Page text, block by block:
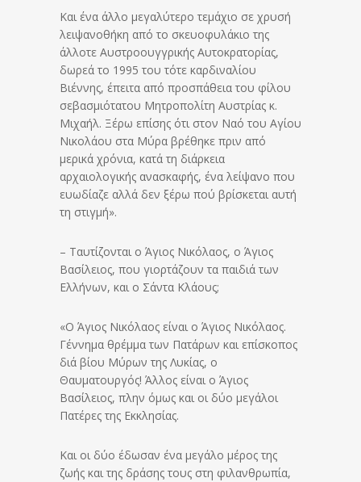
Και ένα άλλο μεγαλύτερο τεμάχιο σε χρυσή
λειψανοθήκη από το σκευοφυλάκιο της
άλλοτε Αυστροουγγρικής Αυτοκρατορίας,
δωρεά το 1995 του τότε καρδιναλίου
Βιέννης, έπειτα από προσπάθεια του φίλου
σεβασμιότατου Μητροπολίτη Αυστρίας κ.
Μιχαήλ. Ξέρω επίσης ότι στον Ναό του Αγίου
Νικολάου στα Μύρα βρέθηκε πριν από
μερικά χρόνια, κατά τη διάρκεια
αρχαιολογικής ανασκαφής, ένα λείψανο που
ευωδίαζε αλλά δεν ξέρω πού βρίσκεται αυτή
τη στιγμή».
– Ταυτίζονται ο Άγιος Νικόλαος, ο Άγιος
Βασίλειος, που γιορτάζουν τα παιδιά των
Ελλήνων, και ο Σάντα Κλάους;
«Ο Άγιος Νικόλαος είναι ο Άγιος Νικόλαος.
Γέννημα θρέμμα των Πατάρων και επίσκοπος
διά βίου Μύρων της Λυκίας, ο
Θαυματουργός! Άλλος είναι ο Άγιος
Βασίλειος, πλην όμως και οι δύο μεγάλοι
Πατέρες της Εκκλησίας.
Και οι δύο έδωσαν ένα μεγάλο μέρος της
ζωής και της δράσης τους στη φιλανθρωπία,